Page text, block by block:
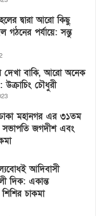
দ্বারা আরো কিছু
গঠনের পর্যায়ে: সন্তু
দেখা বাকি, আরো অনেক
উক্রাচিং চৌধুরী
ঢাকা মহানগর এর ৩১তম
সভাপতি জগদীশ এবং
আদিবাসী
দিক: একান্ত
চাকমা